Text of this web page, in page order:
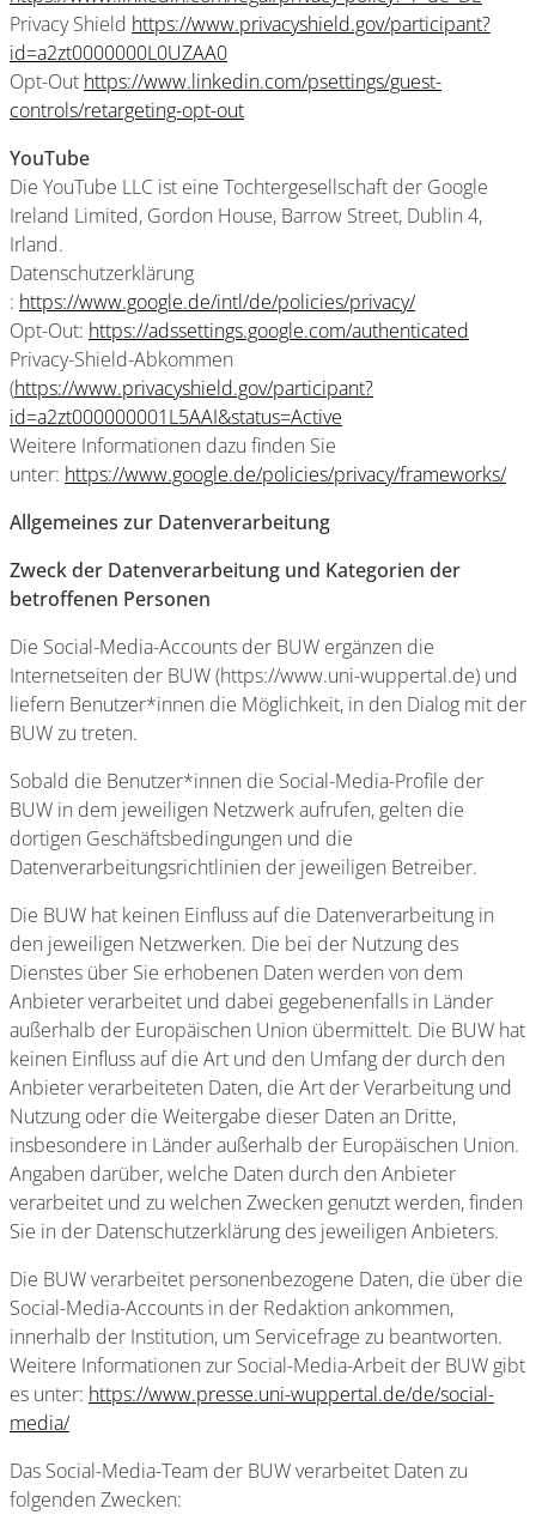
Privacy Shield https://www.privacyshield.gov/participant?
id=a2zt0000000L0UZAA0
Opt-Out https://www.linkedin.com/psettings/guest-
controls/retargeting-opt-out
YouTube
Die YouTube LLC ist eine Tochtergesellschaft der Google
Ireland Limited, Gordon House, Barrow Street, Dublin 4,
Irland.
Datenschutzerklärung
: https://www.google.de/intl/de/policies/privacy/
Opt-Out: https://adssettings.google.com/authenticated
Privacy-Shield-Abkommen
(https://www.privacyshield.gov/participant?
id=a2zt000000001L5AAI&status=Active
Weitere Informationen dazu finden Sie
unter: https://www.google.de/policies/privacy/frameworks/
Allgemeines zur Datenverarbeitung
Zweck der Datenverarbeitung und Kategorien der
betroffenen Personen
Die Social-Media-Accounts der BUW ergänzen die
Internetseiten der BUW (https://www.uni-wuppertal.de) und
liefern Benutzer*innen die Möglichkeit, in den Dialog mit der
BUW zu treten.
Sobald die Benutzer*innen die Social-Media-Profile der
BUW in dem jeweiligen Netzwerk aufrufen, gelten die
dortigen Geschäftsbedingungen und die
Datenverarbeitungsrichtlinien der jeweiligen Betreiber.
Die BUW hat keinen Einfluss auf die Datenverarbeitung in
den jeweiligen Netzwerken. Die bei der Nutzung des
Dienstes über Sie erhobenen Daten werden von dem
Anbieter verarbeitet und dabei gegebenenfalls in Länder
außerhalb der Europäischen Union übermittelt. Die BUW hat
keinen Einfluss auf die Art und den Umfang der durch den
Anbieter verarbeiteten Daten, die Art der Verarbeitung und
Nutzung oder die Weitergabe dieser Daten an Dritte,
insbesondere in Länder außerhalb der Europäischen Union.
Angaben darüber, welche Daten durch den Anbieter
verarbeitet und zu welchen Zwecken genutzt werden, finden
Sie in der Datenschutzerklärung des jeweiligen Anbieters.
Die BUW verarbeitet personenbezogene Daten, die über die
Social-Media-Accounts in der Redaktion ankommen,
innerhalb der Institution, um Servicefrage zu beantworten.
Weitere Informationen zur Social-Media-Arbeit der BUW gibt
es unter: https://www.presse.uni-wuppertal.de/de/social-
media/
Das Social-Media-Team der BUW verarbeitet Daten zu
folgenden Zwecken: